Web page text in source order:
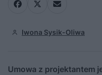
Iwona Sysik-Oliwa
Umowa z projektantem